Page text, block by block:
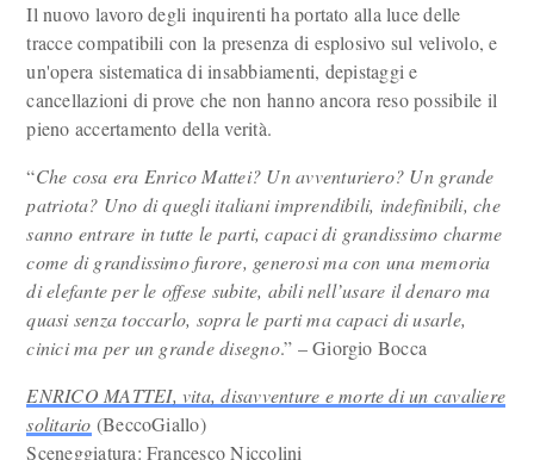
Il nuovo lavoro degli inquirenti ha portato alla luce delle
tracce compatibili con la presenza di esplosivo sul velivolo, e
un'opera sistematica di insabbiamenti, depistaggi e
cancellazioni di prove che non hanno ancora reso possibile il
pieno accertamento della verità.
“Che cosa era Enrico Mattei? Un avventuriero? Un grande
patriota? Uno di quegli italiani imprendibili, indefinibili, che
sanno entrare in tutte le parti, capaci di grandissimo charme
come di grandissimo furore, generosi ma con una memoria
di elefante per le offese subite, abili nell’usare il denaro ma
quasi senza toccarlo, sopra le parti ma capaci di usarle,
cinici ma per un grande disegno.” – Giorgio Bocca
ENRICO MATTEI, vita, disavventure e morte di un cavaliere
solitario (BeccoGiallo)
Sceneggiatura: Francesco Niccolini